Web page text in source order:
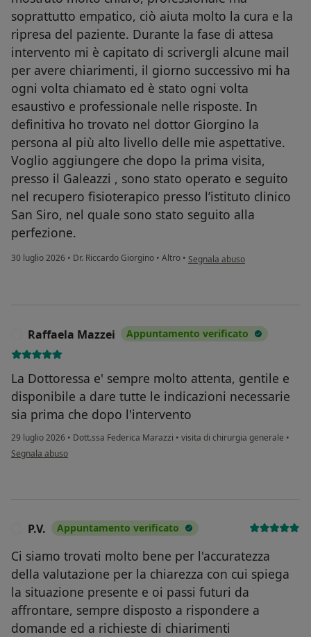
soprattutto empatico, ciò aiuta molto la cura e la
ripresa del paziente. Durante la fase di attesa
intervento mi è capitato di scrivergli alcune mail
per avere chiarimenti, il giorno successivo mi ha
ogni volta chiamato ed è stato ogni volta
esaustivo e professionale nelle risposte. In
definitiva ho trovato nel dottor Giorgino la
persona al più alto livello delle mie aspettative.
Voglio aggiungere che dopo la prima visita,
presso il Galeazzi , sono stato operato e seguito
nel recupero fisioterapico presso l’istituto clinico
San Siro, nel quale sono stato seguito alla
perfezione.
30 luglio 2026 • Dr. Riccardo Giorgino • Altro • secondo l'opinione dell'utente
Segnala abuso
Raffaela Mazzei Appuntamento verificato
La Dottoressa e' sempre molto attenta, gentile e
disponibile a dare tutte le indicazioni necessarie
sia prima che dopo l'intervento
29 luglio 2026 • Dott.ssa Federica Marazzi • visita di chirurgia generale •
secondo l'opinione dell'utente Raffaela Mazzei
Segnala abuso
P.V. Appuntamento verificato
Ci siamo trovati molto bene per l'accuratezza
della valutazione per la chiarezza con cui spiega
la situazione presente e oi passi futuri da
affrontare, sempre disposto a rispondere a
domande ed a richieste di chiarimenti